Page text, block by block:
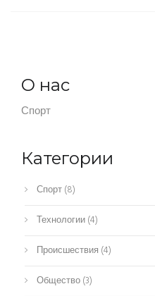
О нас
Спорт
Категории
Спорт(8)
Технологии(4)
Происшествия (4)
Общество(3)